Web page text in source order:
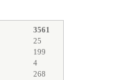
3561
25
199
4
268